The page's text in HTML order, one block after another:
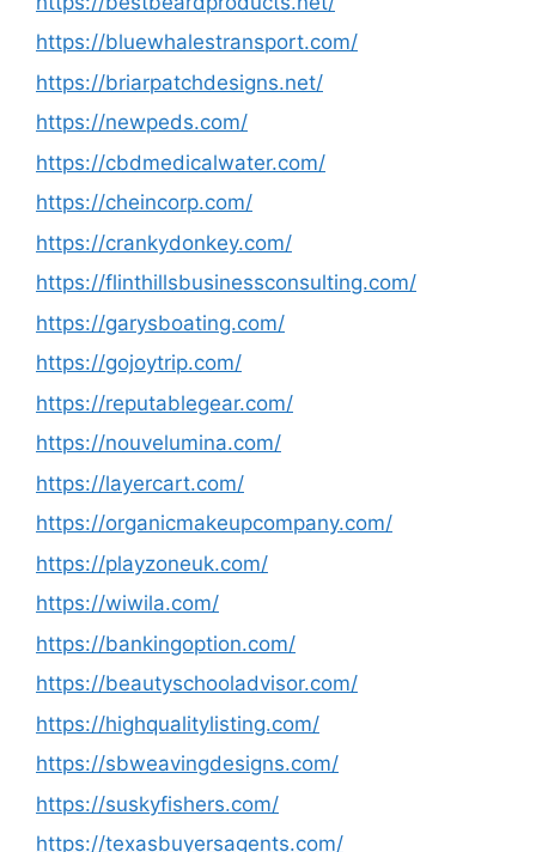
https://bluewhalestransport.com/
https://briarpatchdesigns.net/
https://newpeds.com/
https://cbdmedicalwater.com/
https://cheincorp.com/
https://crankydonkey.com/
https://flinthillsbusinessconsulting.com/
https://garysboating.com/
https://gojoytrip.com/
https://reputablegear.com/
https://nouvelumina.com/
https://layercart.com/
https://organicmakeupcompany.com/
https://playzoneuk.com/
https://wiwila.com/
https://bankingoption.com/
https://beautyschooladvisor.com/
https://highqualitylisting.com/
https://sbweavingdesigns.com/
https://suskyfishers.com/
https://texasbuyersagents.com/